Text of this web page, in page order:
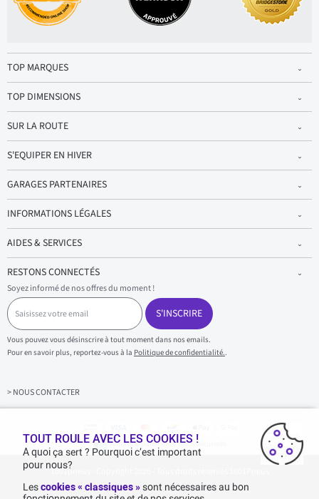
TOP MARQUES
TOP DIMENSIONS
SUR LA ROUTE
S'EQUIPER EN HIVER
GARAGES PARTENAIRES
INFORMATIONS LÉGALES
AIDES & SERVICES
RESTONS CONNECTÉS
Soyez informé de nos offres du moment !
S
a
i
s
i
s
z
v
S'INSCRIRE
Vous pouvez vous désinscrire à tout moment dans nos emails.
Pour en savoir plus, reportez-vous à la Politique de confidentialité..
> NOUS CONTACTER
Achats & paiements 100% sécurisés
1001pneus - Copyright 2026 - Tous droits réservés 1001Pneus
TOUT ROULE AVEC LES COOKIES !
A quoi ça sert ? Pourquoi c’est important
pour nous?
Lescookies « classiques »sont nécessaires au bon